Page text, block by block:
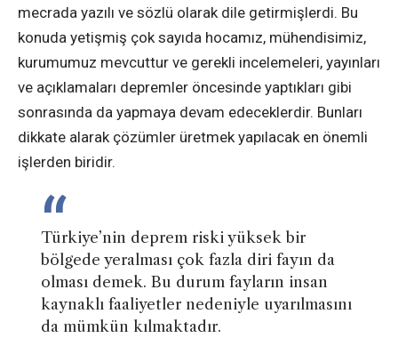
mecrada yazılı ve sözlü olarak dile getirmişlerdi. Bu
konuda yetişmiş çok sayıda hocamız, mühendisimiz,
kurumumuz mevcuttur ve gerekli incelemeleri, yayınları
ve açıklamaları depremler öncesinde yaptıkları gibi
sonrasında da yapmaya devam edeceklerdir. Bunları
dikkate alarak çözümler üretmek yapılacak en önemli
işlerden biridir.
Türkiye’nin deprem riski yüksek bir
bölgede yeralması çok fazla diri fayın da
olması demek. Bu durum fayların insan
kaynaklı faaliyetler nedeniyle uyarılmasını
da mümkün kılmaktadır.